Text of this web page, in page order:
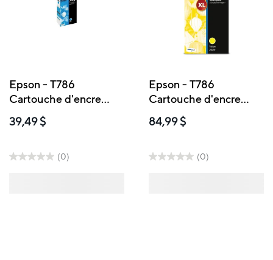
Epson - T786
Cartouche d'encre
- Capacité standard -
Cyan
39,49 $
(0)
Epson - T786
Cartouche d'encre
- Grande capacité -
Jaune
84,99 $
(0)